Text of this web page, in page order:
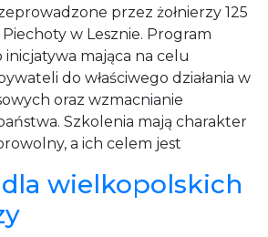
przez żołnierzy 125
w Lesznie. Program
inicjatywa mająca na celu
do właściwego działania w
oraz wzmacnianie
Szkolenia mają charakter
a ich celem jest
wielkopolskich